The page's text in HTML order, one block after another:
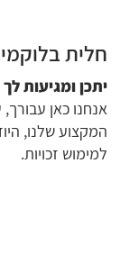
חלית
יתכן ומגיעות לך
אנחנו כאן
המקצוע שלנו,
למימוש זכויות.